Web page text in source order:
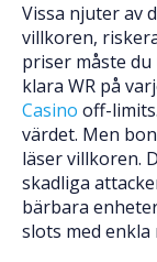
Vissa njuter av
villkoren,
priser måste
klara WR på
Casino off-
värdet. Men
läser villkoren.
skadliga
bärbara
slots med